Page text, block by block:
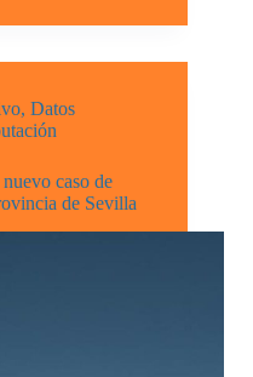
, Datos
caso de
de Sevilla